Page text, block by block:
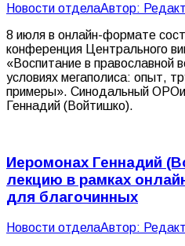
Новости отделаАвтор:
8 июля в онлайн-формате
конференция Центрального
«Воспитание в православной
условиях мегаполиса: опыт,
примеры». Синодальный
Геннадий (Войтишко).
Иеромонах Геннадий
лекцию в рамках
для благочинных
Новости отделаАвтор: